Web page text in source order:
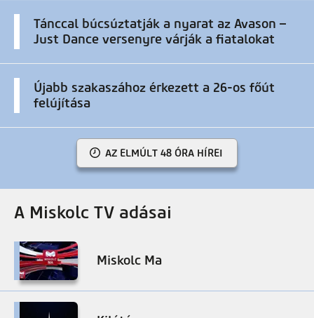
Tánccal búcsúztatják a nyarat az Avason –
Just Dance versenyre várják a fiatalokat
Újabb szakaszához érkezett a 26-os főút
felújítása
AZ ELMÚLT 48 ÓRA HÍREI
A Miskolc TV adásai
Miskolc Ma